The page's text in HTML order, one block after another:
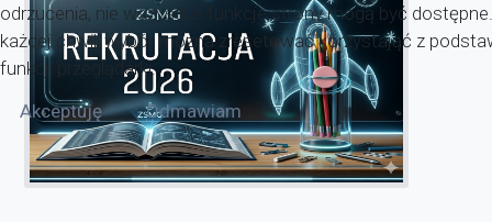
odrzucenia, nie wszystkie funkcje strony mogą być
każdej chwili wybór można zresetować korzystająć z
funkcji przeglądarki.
Akceptuję
Odmawiam